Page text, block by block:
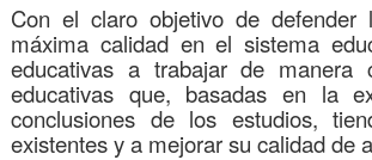
Con el claro objetivo de
máxima calidad en el sistema
educativas a trabajar de manera
educativas que, basadas en la
conclusiones de los estudios,
existentes y a mejorar su calidad de